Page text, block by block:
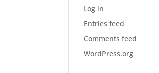
Log in
Entries feed
Comments feed
WordPress.org